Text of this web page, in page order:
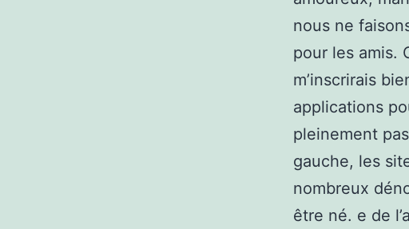
nous ne
pour les amis.
m’inscrirais
applications
pleinement
gauche, les
nombreux
être né. e de